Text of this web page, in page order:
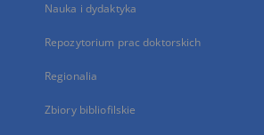
Nauka i dydaktyka
Repozytorium prac doktorskich
Regionalia
Zbiory bibliofilskie